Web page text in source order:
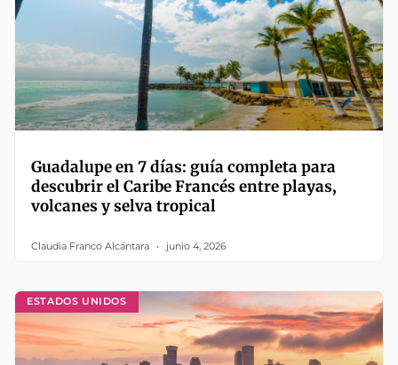
Guadalupe en 7 días: guía completa para
descubrir el Caribe Francés entre playas,
volcanes y selva tropical
Claudia Franco Alcántara junio 4, 2026
ESTADOS UNIDOS